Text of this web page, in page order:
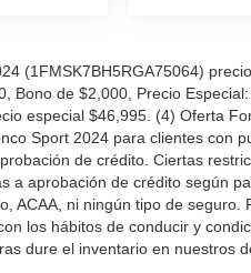
(1FMSK7BH5RGA75064)
Bono de $2,000, Precio
especial $46,995. (4) Oferta
Sport 2024 para clientes con
de crédito. Ciertas
a aprobación de crédito según
ACAA, ni ningún tipo de
los hábitos de conducir y
dure el inventario en nuestros